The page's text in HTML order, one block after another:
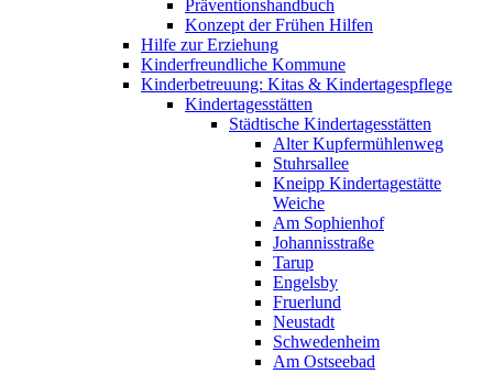
Präventionshandbuch
Konzept der Frühen Hilfen
Hilfe zur Erziehung
Kinderfreundliche Kommune
Kinderbetreuung: Kitas & Kindertagespflege
Kindertagesstätten
Städtische Kindertagesstätten
Alter Kupfermühlenweg
Stuhrsallee
Kneipp Kindertagestätte
Weiche
Am Sophienhof
Johannisstraße
Tarup
Engelsby
Fruerlund
Neustadt
Schwedenheim
Am Ostseebad